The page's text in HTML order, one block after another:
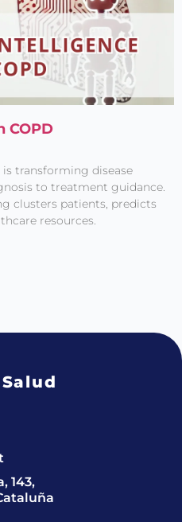
COPD
transforming disease
to treatment guidance.
clusters patients, predicts
resources.
143,